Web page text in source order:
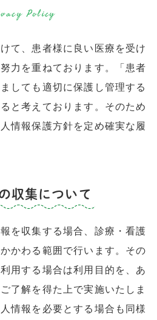
て、患者様に良い医療を受け
力を重ねております。「患者
しても適切に保護し管理する
と考えております。そのため
情報保護方針を定め確実な履
収集について
を収集する場合、診療・看護
かわる範囲で行います。その
用する場合は利用目的を、あ
了解を得た上で実施いたしま
情報を必要とする場合も同様